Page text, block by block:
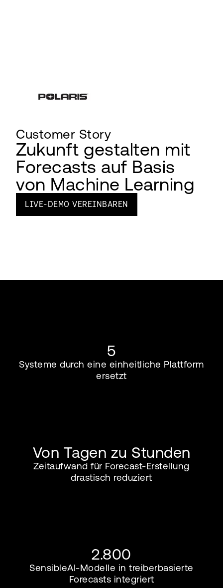
Customer Story
Zukunft gestalten mit
Forecasts auf Basis
von Machine Learning
LIVE-DEMO VEREINBAREN
5
Systeme durch eine einheitliche Plattform
ersetzt
Von Tagen zu Stunden
Zeitaufwand für Forecast-Erstellung
drastisch reduziert
2.800
SensibleAI-Modelle in treiberbasierte
Forecasts integriert